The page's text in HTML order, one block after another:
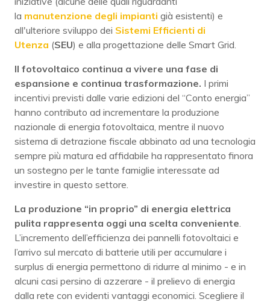
la manutenzione degli impianti già esistenti) e
all'ulteriore sviluppo dei Sistemi Efficienti di
Utenza (SEU) e alla progettazione delle Smart Grid.
Il fotovoltaico continua a vivere una fase di
espansione e continua trasformazione. I primi
incentivi previsti dalle varie edizioni del “Conto energia”
hanno contributo ad incrementare la produzione
nazionale di energia fotovoltaica, mentre il nuovo
sistema di detrazione fiscale abbinato ad una tecnologia
sempre più matura ed affidabile ha rappresentato finora
un sostegno per le tante famiglie interessate ad
investire in questo settore.
La produzione “in proprio” di energia elettrica
pulita rappresenta oggi una scelta conveniente.
L’incremento dell’efficienza dei pannelli fotovoltaici e
l’arrivo sul mercato di batterie utili per accumulare i
surplus di energia permettono di ridurre al minimo - e in
alcuni casi persino di azzerare - il prelievo di energia
dalla rete con evidenti vantaggi economici. Scegliere il